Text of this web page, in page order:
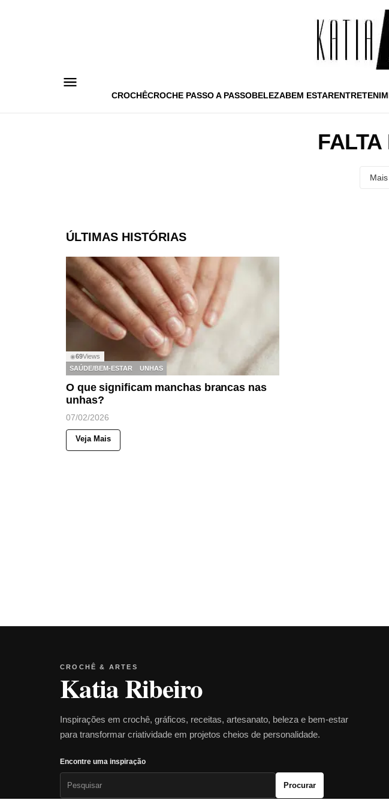
CROCHÊCROCHE PASSO A PASSOBELEZABEM ESTAR
FALTA
ÚLTIMAS HISTÓRIAS
◉69Views
SAÚDE/BEM-ESTAR
UNHAS
O que significam manchas brancas nas
unhas?
07/02/2026
Veja Mais
CROCHÊ & ARTES
Katia Ribeiro
Inspirações em crochê, gráficos, receitas, artesanato, beleza e bem-estar
para transformar criatividade em projetos cheios de personalidade.
Encontre uma inspiração
Procurar